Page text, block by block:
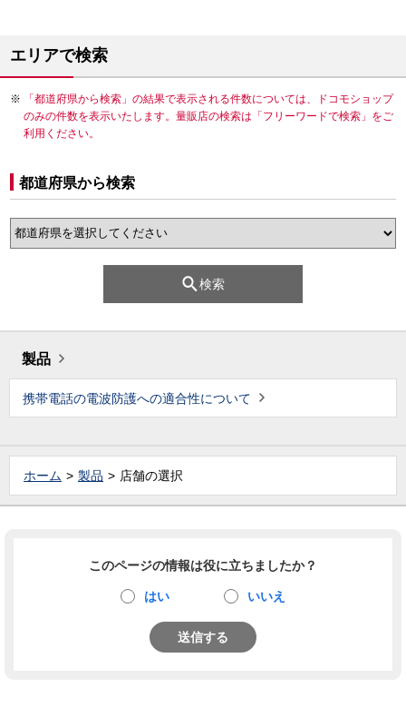
エリアで検索
「都道府県から検索」の結果で表示される件数については、ドコモショップ
のみの件数を表示いたします。量販店の検索は「フリーワードで検索」をご
利用ください。
都道府県から検索
検索
製品
携帯電話の電波防護への適合性について
ホーム 製品 店舗の選択
このページの情報は役に立ちましたか？
はい いいえ
送信する